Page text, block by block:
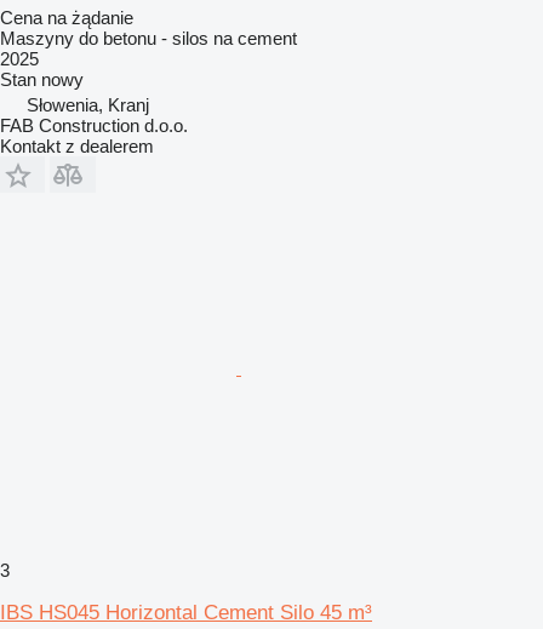
Cena na żądanie
Maszyny do betonu - silos na cement
2025
Stan nowy
Słowenia, Kranj
FAB Construction d.o.o.
Kontakt z dealerem
3
IBS HS045 Horizontal Cement Silo 45 m³